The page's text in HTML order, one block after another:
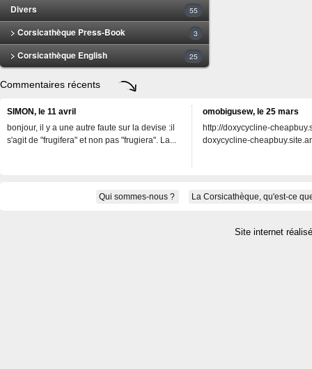
Divers 55
> Corsicathèque Press-Book 3
> Corsicathèque English 25
Commentaires récents
SIMON, le 11 avril
bonjour, il y a une autre faute sur la devise :il
s'agit de "frugifera" et non pas "frugiera". La...
omobigusew, le 25 mars
http://doxycycline-
doxycycline-
Qui sommes-nous ? La Corsicathèque, qu'est-ce
Site internet